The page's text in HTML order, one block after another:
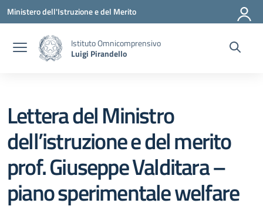
Vai ai contenuti
Vai al menu di navigazione
Vai al footer
Ministero dell'Istruzione e del Merito
Istituto Omnicomprensivo
Luigi Pirandello
Lettera del Ministro
dell’istruzione e del merito
prof. Giuseppe Valditara –
piano sperimentale welfare